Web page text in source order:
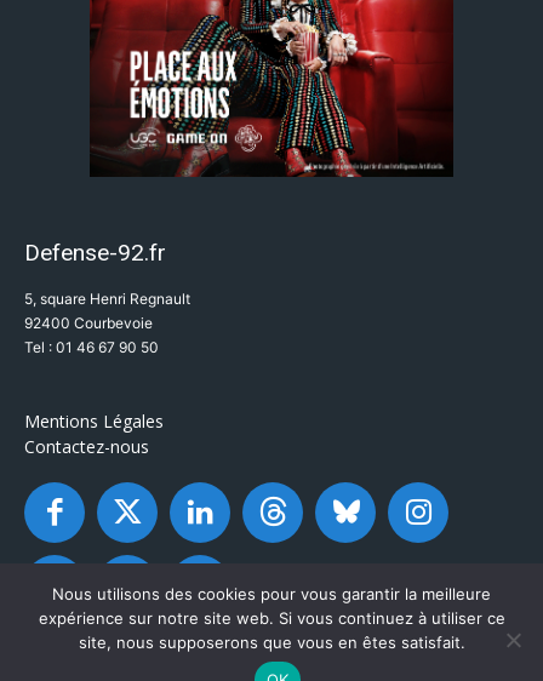
Defense-92.fr
5, square Henri Regnault
92400 Courbevoie
Tel : 01 46 67 90 50
Mentions Légales
Contactez-nous
Nous utilisons des cookies pour vous garantir la meilleure
expérience sur notre site web. Si vous continuez à utiliser ce
site, nous supposerons que vous en êtes satisfait.